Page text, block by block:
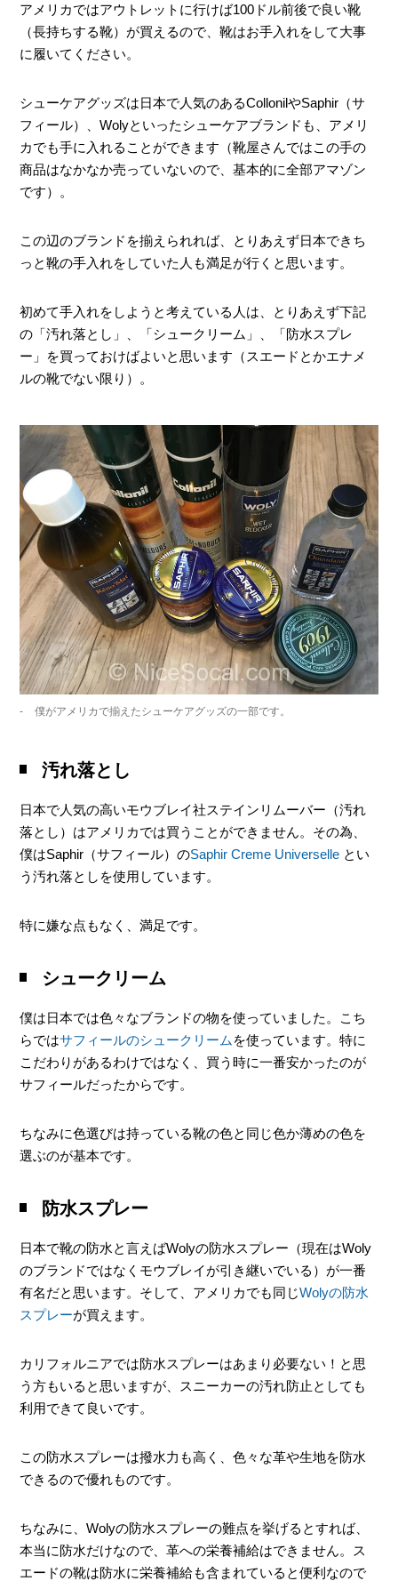
アメリカではアウトレットに行けば100ドル前後で良い靴
（長持ちする靴）が買えるので、靴はお手入れをして大事
に履いてください。
シューケアグッズは日本で人気のあるCollonilやSaphir（サ
フィール）、Wolyといったシューケアブランドも、アメリ
カでも手に入れることができます（靴屋さんではこの手の
商品はなかなか売っていないので、基本的に全部アマゾン
です）。
この辺のブランドを揃えられれば、とりあえず日本できち
っと靴の手入れをしていた人も満足が行くと思います。
初めて手入れをしようと考えている人は、とりあえず下記
の「汚れ落とし」、「シュークリーム」、「防水スプレ
ー」を買っておけばよいと思います（スエードとかエナメ
ルの靴でない限り）。
僕がアメリカで揃えたシューケアグッズの一部です。
汚れ落とし
日本で人気の高いモウブレイ社ステインリムーバー（汚れ
落とし）はアメリカでは買うことができません。その為、
僕はSaphir（サフィール）のSaphir Creme Universelle とい
う汚れ落としを使用しています。
特に嫌な点もなく、満足です。
シュークリーム
僕は日本では色々なブランドの物を使っていました。こち
らではサフィールのシュークリーム を使っています。特に
こだわりがあるわけではなく、買う時に一番安かったのが
サフィールだったからです。
ちなみに色選びは持っている靴の色と同じ色か薄めの色を
選ぶのが基本です。
防水スプレー
日本で靴の防水と言えばWolyの防水スプレー（現在はWoly
のブランドではなくモウブレイが引き継いでいる）が一番
有名だと思います。そして、アメリカでも同じWolyの防水
スプレーが買えます。
カリフォルニアでは防水スプレーはあまり必要ない！と思
う方もいると思いますが、スニーカーの汚れ防止としても
利用できて良いです。
この防水スプレーは撥水力も高く、色々な革や生地を防水
できるので優れものです。
ちなみに、Wolyの防水スプレーの難点を挙げるとすれば、
本当に防水だけなので、革への栄養補給はできません。ス
エードの靴は防水に栄養補給も含まれていると便利なので